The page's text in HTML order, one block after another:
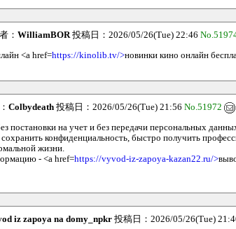
： WilliamBOR投稿日：2026/05/26(Tue) 22:46
<a href=https://kinolib.tv/>новинки кино онлайн
Colbydeath 投稿日：2026/05/26(Tue) 21:56 No.51972
постановки на учет и без передачи персональных
конфиденциальность, быстро получить
жизни.
- <a href=https://vyvod-iz-zapoya-kazan22.ru/>
iz zapoya na domy_npkr 投稿日：2026/05/26(Tue)